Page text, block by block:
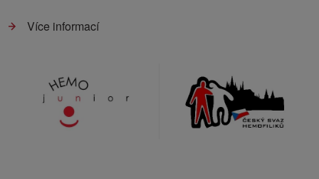
Více informací